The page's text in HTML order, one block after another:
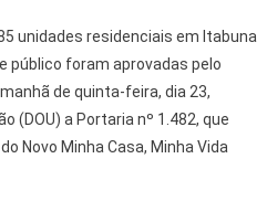
unidades residenciais em Itabuna
foram aprovadas pelo
de quinta-feira, dia 23,
(DOU) a Portaria nº 1.482, que
Novo Minha Casa, Minha Vida